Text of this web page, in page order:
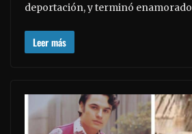
deportación, y terminó enamorado
Leer más